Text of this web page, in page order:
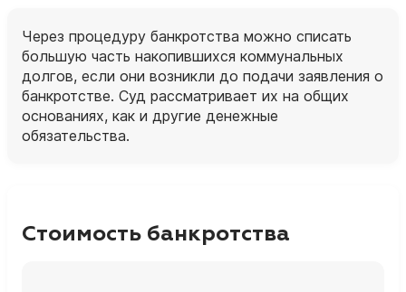
Через процедуру банкротства можно списать
большую часть накопившихся коммунальных
долгов, если они возникли до подачи заявления о
банкротстве. Суд рассматривает их на общих
основаниях, как и другие денежные
обязательства.
Стоимость банкротства